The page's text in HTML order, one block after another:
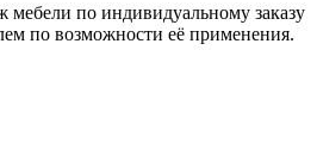
по индивидуальному заказу
по возможности её применения.